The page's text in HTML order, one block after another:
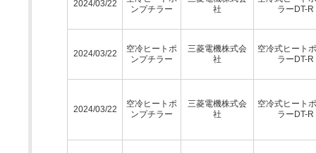
2024/03/22
ンプチラー
社
ラーDT-
2024/03/22
空冷ヒートポ
ンプチラー
三菱電機株式会
社
空冷式ヒート
ラーDT-
2024/03/22
空冷ヒートポ
ンプチラー
三菱電機株式会
社
空冷式ヒート
ラーDT-